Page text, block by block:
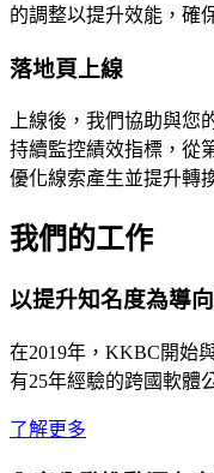
的調整以提升效能，確
落地頁上線
上線後，我們協助與您
持續監控績效指標，從
優化線索產生並提升轉
我們的工作
以提升知名度為導
在2019年，KKBC開始
有25年經驗的跨國軟體
了解更多